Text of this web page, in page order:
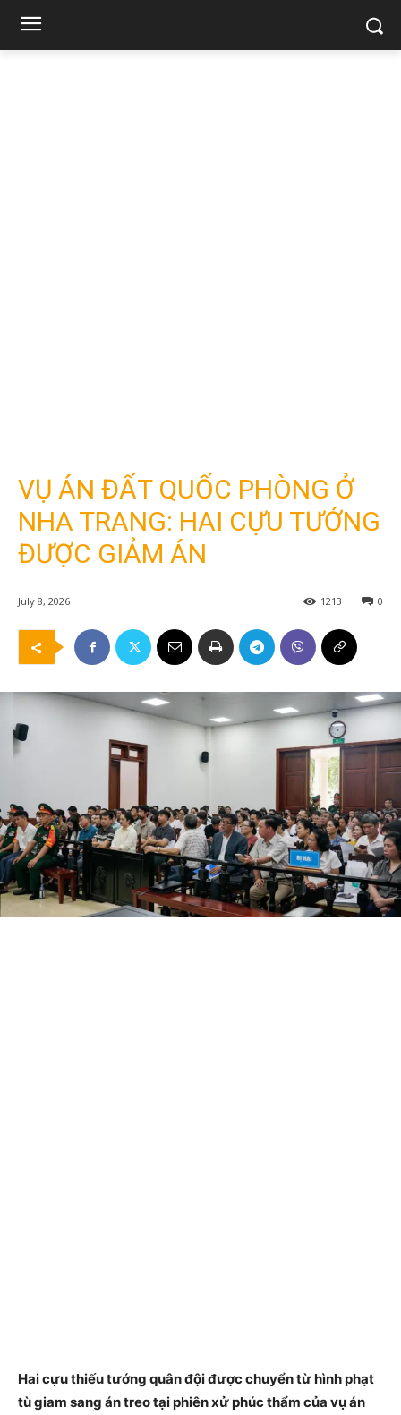
VỤ ÁN ĐẤT QUỐC PHÒNG Ở
NHA TRANG: HAI CỰU TƯỚNG
ĐƯỢC GIẢM ÁN
July 8, 2026 0
1213
Hai cựu thiếu tướng quân đội được chuyển từ hình phạt
tù giam sang án treo tại phiên xử phúc thẩm của vụ án